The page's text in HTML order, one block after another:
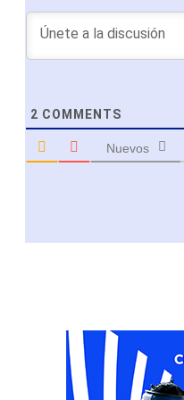
2 COMMENTS
Nuevos